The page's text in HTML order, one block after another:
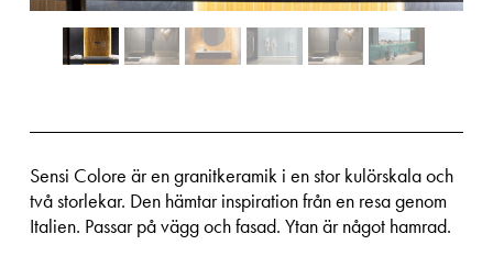
Sensi Colore är en granitkeramik i en stor kulörskala och
två storlekar. Den hämtar inspiration från en resa genom
Italien. Passar på vägg och fasad. Ytan är något hamrad.